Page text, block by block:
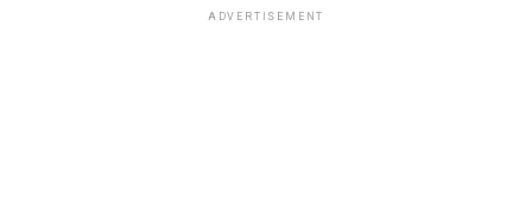
ADVERTISEMENT